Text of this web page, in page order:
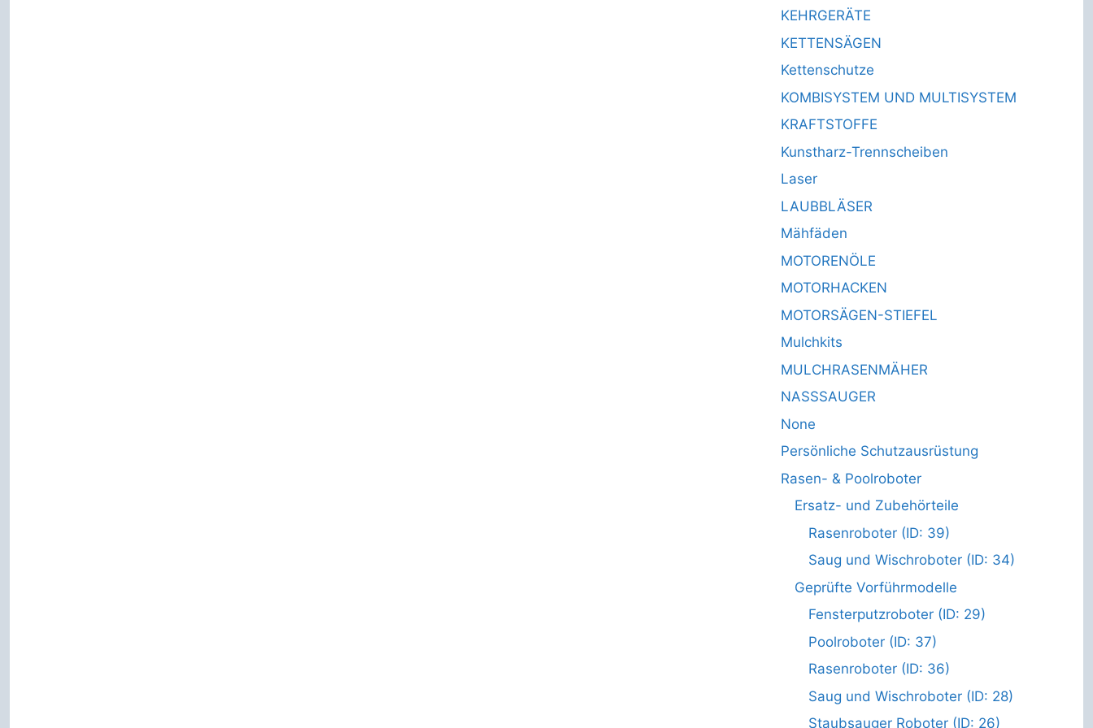
KEHRGERÄTE
KETTENSÄGEN
Kettenschutze
KOMBISYSTEM UND MULTISYSTEM
KRAFTSTOFFE
Kunstharz-Trennscheiben
Laser
LAUBBLÄSER
Mähfäden
MOTORENÖLE
MOTORHACKEN
MOTORSÄGEN-STIEFEL
Mulchkits
MULCHRASENMÄHER
NASSSAUGER
None
Persönliche Schutzausrüstung
Rasen- & Poolroboter
Ersatz- und Zubehörteile
Rasenroboter (ID: 39)
Saug und Wischroboter (ID: 34)
Geprüfte Vorführmodelle
Fensterputzroboter (ID: 29)
Poolroboter (ID: 37)
Rasenroboter (ID: 36)
Saug und Wischroboter (ID: 28)
Staubsauger Roboter (ID: 26)